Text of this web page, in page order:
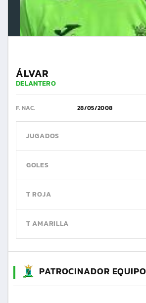
ÁLVAR
DELANTERO
F. NAC. 28/05/2008
JUGADOS
GOLES
T ROJA
T AMARILLA
PATROCINADOR EQUIPO